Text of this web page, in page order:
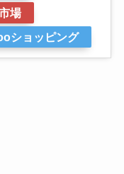
場
ショッピング